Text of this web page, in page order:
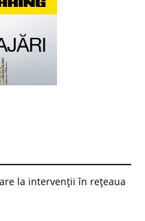
la intervenții în rețeaua